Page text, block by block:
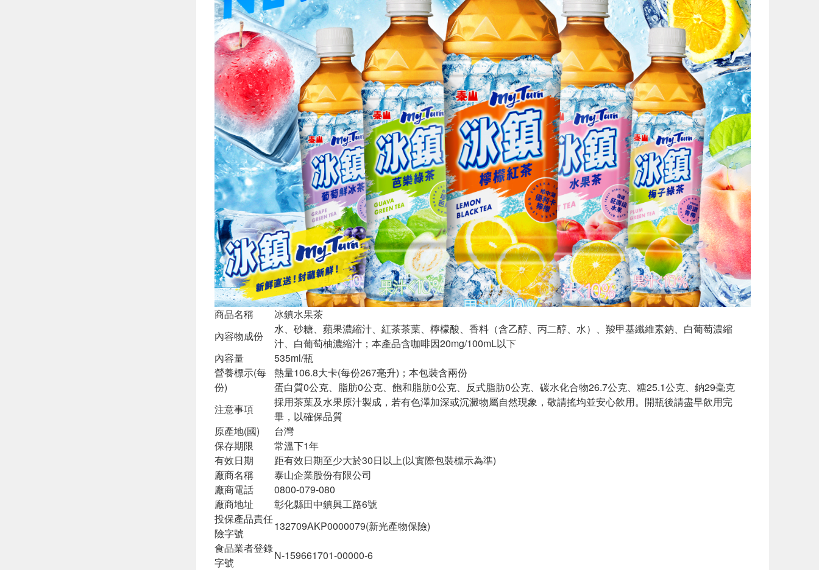
商品名稱
冰鎮水果茶
內容物成份
水、砂糖、蘋果濃縮汁、紅茶茶葉、檸檬酸、香料（含乙醇、丙二醇、水）、羧甲基纖維素鈉、白葡萄濃縮
汁、白葡萄柚濃縮汁；本產品含咖啡因20mg/100mL以下
內容量
535ml/瓶
營養標示(每
份)
熱量106.8大卡(每份267毫升)；本包裝含兩份
蛋白質0公克、脂肪0公克、飽和脂肪0公克、反式脂肪0公克、碳水化合物26.7公克、糖25.1公克、鈉29毫克
注意事項
採用茶葉及水果原汁製成，若有色澤加深或沉澱物屬自然現象，敬請搖均並安心飲用。開瓶後請盡早飲用完
畢，以確保品質
原產地(國)
台灣
保存期限
常溫下1年
有效日期
距有效日期至少大於30日以上(以實際包裝標示為準)
廠商名稱
泰山企業股份有限公司
廠商電話
0800-079-080
廠商地址
彰化縣田中鎮興工路6號
投保產品責任
險字號
132709AKP0000079(新光產物保險)
食品業者登錄
字號
N-159661701-00000-6